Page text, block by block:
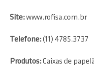
Site:www.rofisa.com.br
Telefone:(11) 4785.3737
Produtos:Caixas de